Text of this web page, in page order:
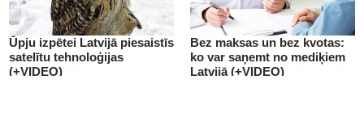
Ūpju izpētei Latvijā piesaistīs
satelītu tehnoloģijas
(+VIDEO)
Bez maksas un bez kvotas:
ko var saņemt no mediķiem
Latvijā (+VIDEO)